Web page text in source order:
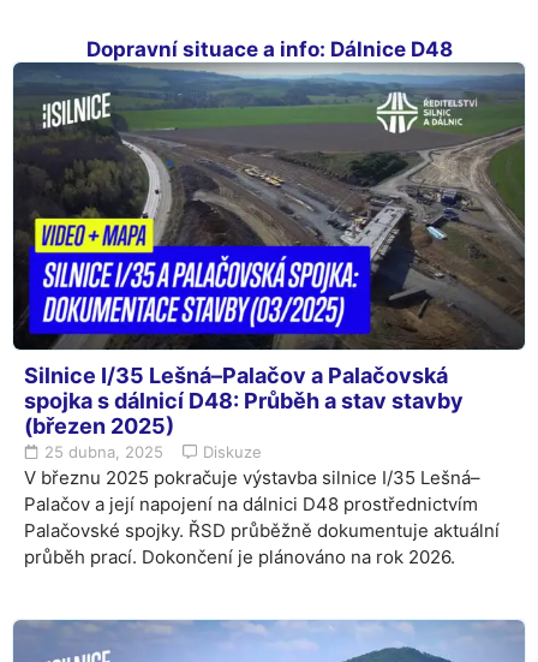
Dopravní situace a info: Dálnice D48
Silnice I/35 Lešná–Palačov a Palačovská
spojka s dálnicí D48: Průběh a stav stavby
(březen 2025)
25 dubna, 2025 Diskuze
V březnu 2025 pokračuje výstavba silnice I/35 Lešná–
Palačov a její napojení na dálnici D48 prostřednictvím
Palačovské spojky. ŘSD průběžně dokumentuje aktuální
průběh prací. Dokončení je plánováno na rok 2026.